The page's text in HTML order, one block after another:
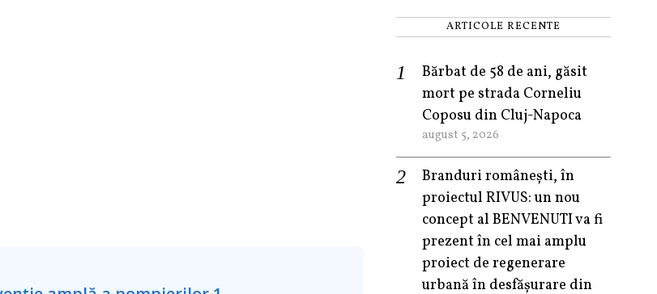
ARTICOLE RECENTE
Bărbat de 58 de ani, găsit
mort pe strada Corneliu
Coposu din Cluj-Napoca
august 5, 2026
Branduri românești, în
proiectul RIVUS: un nou
concept al BENVENUTI va fi
prezent în cel mai amplu
proiect de regenerare
urbană în desfășurare din